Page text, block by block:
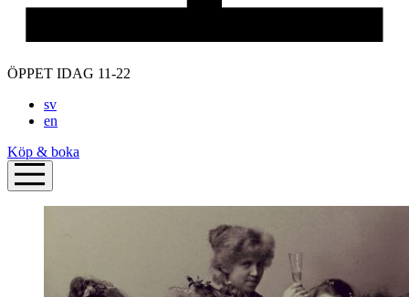
ÖPPET IDAG 11-22
sv
en
Köp & boka